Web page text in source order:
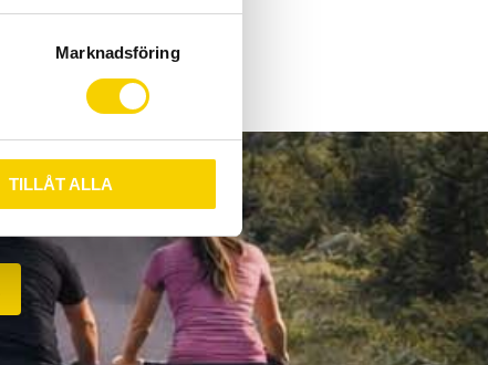
Marknadsföring
TILLÅT ALLA